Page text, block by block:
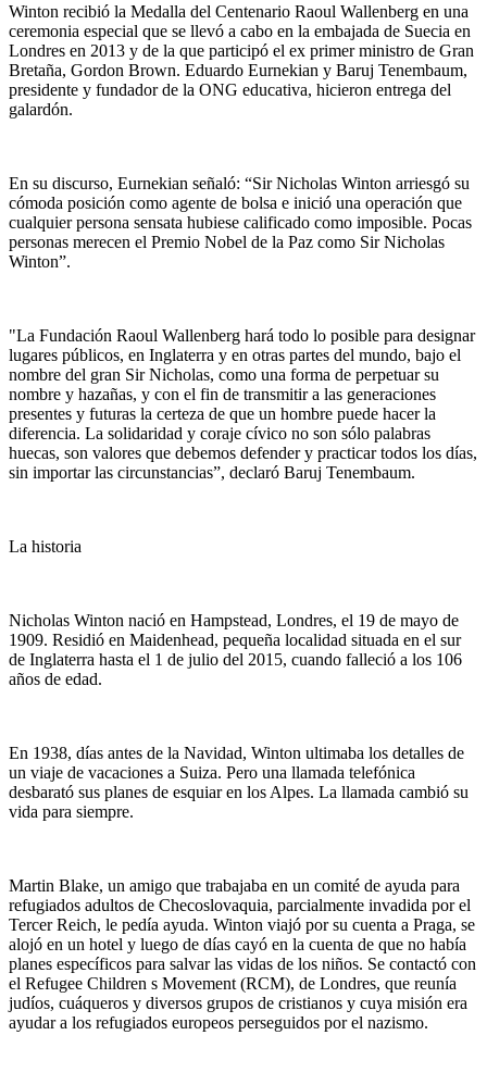
Winton recibió la Medalla del Centenario Raoul Wallenberg en una
ceremonia especial que se llevó a cabo en la embajada de Suecia en
Londres en 2013 y de la que participó el ex primer ministro de Gran
Bretaña, Gordon Brown. Eduardo Eurnekian y Baruj Tenembaum,
presidente y fundador de la ONG educativa, hicieron entrega del
galardón.
En su discurso, Eurnekian señaló: “Sir Nicholas Winton arriesgó su
cómoda posición como agente de bolsa e inició una operación que
cualquier persona sensata hubiese calificado como imposible. Pocas
personas merecen el Premio Nobel de la Paz como Sir Nicholas
Winton”.
"La Fundación Raoul Wallenberg hará todo lo posible para designar
lugares públicos, en Inglaterra y en otras partes del mundo, bajo el
nombre del gran Sir Nicholas, como una forma de perpetuar su
nombre y hazañas, y con el fin de transmitir a las generaciones
presentes y futuras la certeza de que un hombre puede hacer la
diferencia. La solidaridad y coraje cívico no son sólo palabras
huecas, son valores que debemos defender y practicar todos los días,
sin importar las circunstancias”, declaró Baruj Tenembaum.
La historia
Nicholas Winton nació en Hampstead, Londres, el 19 de mayo de
1909. Residió en Maidenhead, pequeña localidad situada en el sur
de Inglaterra hasta el 1 de julio del 2015, cuando falleció a los 106
años de edad.
En 1938, días antes de la Navidad, Winton ultimaba los detalles de
un viaje de vacaciones a Suiza. Pero una llamada telefónica
desbarató sus planes de esquiar en los Alpes. La llamada cambió su
vida para siempre.
Martin Blake, un amigo que trabajaba en un comité de ayuda para
refugiados adultos de Checoslovaquia, parcialmente invadida por el
Tercer Reich, le pedía ayuda. Winton viajó por su cuenta a Praga, se
alojó en un hotel y luego de días cayó en la cuenta de que no había
planes específicos para salvar las vidas de los niños. Se contactó con
el Refugee Children s Movement (RCM), de Londres, que reunía
judíos, cuáqueros y diversos grupos de cristianos y cuya misión era
ayudar a los refugiados europeos perseguidos por el nazismo.